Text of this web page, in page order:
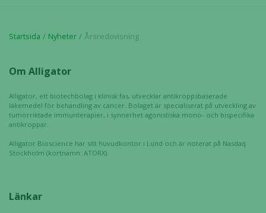
Startsida Nyheter Årsredovisning
Om Alligator
Alligator, ett biotechbolag i klinisk fas, utvecklar antikroppsbaserade
läkemedel för behandling av cancer. Bolaget är specialiserat på utveckling av
tumörriktade immunterapier, i synnerhet agonistiska mono- och bispecifika
antikroppar.
Alligator Bioscience har sitt huvudkontor i Lund och är noterat på Nasdaq
Stockholm (kortnamn: ATORX).
Länkar